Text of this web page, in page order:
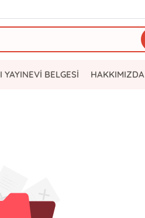
BELGESİ HAKKIMIZDA